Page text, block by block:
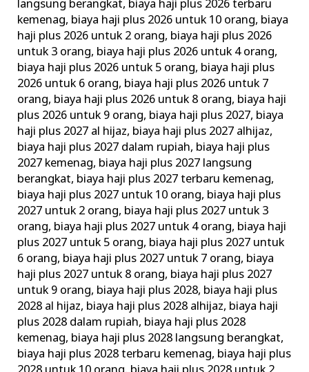
langsung berangkat, biaya haji plus 2026 terbaru
kemenag, biaya haji plus 2026 untuk 10 orang, biaya
haji plus 2026 untuk 2 orang, biaya haji plus 2026
untuk 3 orang, biaya haji plus 2026 untuk 4 orang,
biaya haji plus 2026 untuk 5 orang, biaya haji plus
2026 untuk 6 orang, biaya haji plus 2026 untuk 7
orang, biaya haji plus 2026 untuk 8 orang, biaya haji
plus 2026 untuk 9 orang, biaya haji plus 2027, biaya
haji plus 2027 al hijaz, biaya haji plus 2027 alhijaz,
biaya haji plus 2027 dalam rupiah, biaya haji plus
2027 kemenag, biaya haji plus 2027 langsung
berangkat, biaya haji plus 2027 terbaru kemenag,
biaya haji plus 2027 untuk 10 orang, biaya haji plus
2027 untuk 2 orang, biaya haji plus 2027 untuk 3
orang, biaya haji plus 2027 untuk 4 orang, biaya haji
plus 2027 untuk 5 orang, biaya haji plus 2027 untuk
6 orang, biaya haji plus 2027 untuk 7 orang, biaya
haji plus 2027 untuk 8 orang, biaya haji plus 2027
untuk 9 orang, biaya haji plus 2028, biaya haji plus
2028 al hijaz, biaya haji plus 2028 alhijaz, biaya haji
plus 2028 dalam rupiah, biaya haji plus 2028
kemenag, biaya haji plus 2028 langsung berangkat,
biaya haji plus 2028 terbaru kemenag, biaya haji plus